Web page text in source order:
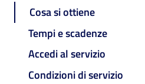
Cosa si ottiene
Tempi e scadenze
Accedi al servizio
Condizioni di servizio